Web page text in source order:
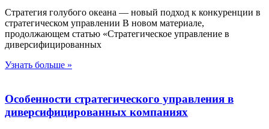
Стратегия голубого океана — новый подход к конкуренции в
стратегическом управлении В новом материале,
продолжающем статью «Стратегическое управление в
диверсифицированных
Узнать больше »
Особенности стратегического управления в
диверсифицированных компаниях